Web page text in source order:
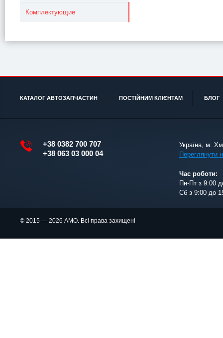
Комплектующие
КАТАЛОГ АВТОЗАПЧАСТИН ПОСТІЙНИМ КЛІЄНТАМ БЛОГ
+38 0382 700 707
+38 063 03 000 04
Україна, м.
Переглянути
Час роботи:
Пн-Пт з 9:00
Сб з 9:00 до
© 2015 — 2026 АМО. Всі права захищені